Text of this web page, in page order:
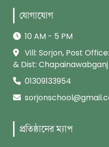
যোগাযোগ
10 AM - 5 PM
Vill: Sorjon, Post
& Dist: Chapainawabganj
01309133954
প্রতিষ্ঠানের ম্যাপ